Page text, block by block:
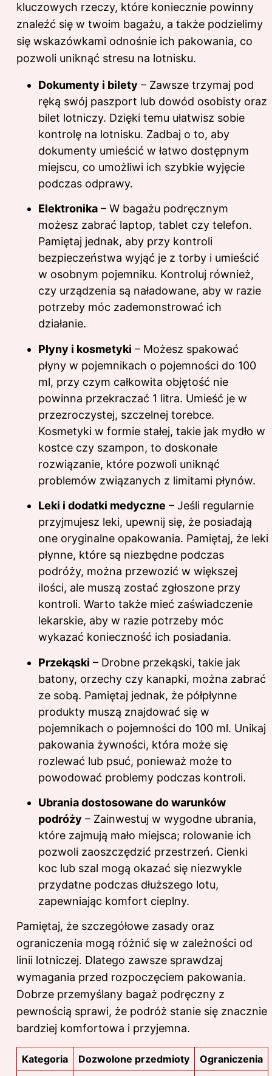
kluczowych rzeczy, które koniecznie powinny
znaleźć się w twoim bagażu, a także podzielimy
się wskazówkami odnośnie ich pakowania, co
pozwoli uniknąć stresu na lotnisku.
Dokumenty i bilety – Zawsze trzymaj pod
ręką swój paszport lub dowód osobisty oraz
bilet lotniczy. Dzięki temu ułatwisz sobie
kontrolę na lotnisku. Zadbaj o to, aby
dokumenty umieścić w łatwo dostępnym
miejscu, co umożliwi ich szybkie wyjęcie
podczas odprawy.
Elektronika – W bagażu podręcznym
możesz zabrać laptop, tablet czy telefon.
Pamiętaj jednak, aby przy kontroli
bezpieczeństwa wyjąć je z torby i umieścić
w osobnym pojemniku. Kontroluj również,
czy urządzenia są naładowane, aby w razie
potrzeby móc zademonstrować ich
działanie.
Płyny i kosmetyki – Możesz spakować
płyny w pojemnikach o pojemności do 100
ml, przy czym całkowita objętość nie
powinna przekraczać 1 litra. Umieść je w
przezroczystej, szczelnej torebce.
Kosmetyki w formie stałej, takie jak mydło w
kostce czy szampon, to doskonałe
rozwiązanie, które pozwoli uniknąć
problemów związanych z limitami płynów.
Leki i dodatki medyczne – Jeśli regularnie
przyjmujesz leki, upewnij się, że posiadają
one oryginalne opakowania. Pamiętaj, że leki
płynne, które są niezbędne podczas
podróży, można przewozić w większej
ilości, ale muszą zostać zgłoszone przy
kontroli. Warto także mieć zaświadczenie
lekarskie, aby w razie potrzeby móc
wykazać konieczność ich posiadania.
Przekąski – Drobne przekąski, takie jak
batony, orzechy czy kanapki, można zabrać
ze sobą. Pamiętaj jednak, że półpłynne
produkty muszą znajdować się w
pojemnikach o pojemności do 100 ml. Unikaj
pakowania żywności, która może się
rozlewać lub psuć, ponieważ może to
powodować problemy podczas kontroli.
Ubrania dostosowane do warunków
podróży – Zainwestuj w wygodne ubrania,
które zajmują mało miejsca; rolowanie ich
pozwoli zaoszczędzić przestrzeń. Cienki
koc lub szal mogą okazać się niezwykle
przydatne podczas dłuższego lotu,
zapewniając komfort cieplny.
Pamiętaj, że szczegółowe zasady oraz
ograniczenia mogą różnić się w zależności od
linii lotniczej. Dlatego zawsze sprawdzaj
wymagania przed rozpoczęciem pakowania.
Dobrze przemyślany bagaż podręczny z
pewnością sprawi, że podróż stanie się znacznie
bardziej komfortowa i przyjemna.
Kategoria Dozwolone przedmioty Ograniczenia